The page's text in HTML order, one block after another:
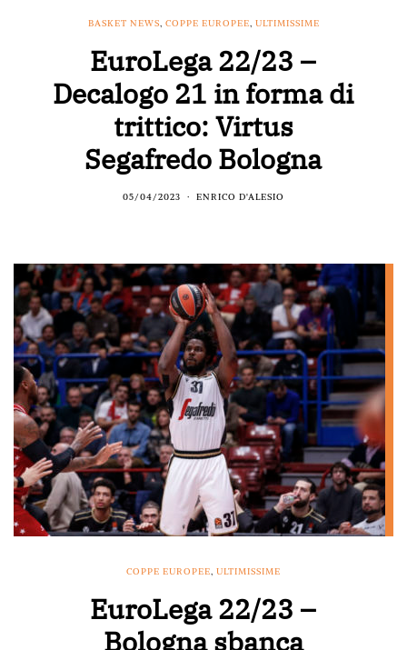
BASKET NEWS, COPPE EUROPEE, ULTIMISSIME
EuroLega 22/23 –
Decalogo 21 in forma di
trittico: Virtus
Segafredo Bologna
05/04/2023 ENRICO D'ALESIO
COPPE EUROPEE, ULTIMISSIME
EuroLega 22/23 –
Bologna sbanca